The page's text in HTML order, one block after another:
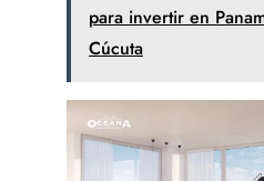
para invertir en
Cúcuta